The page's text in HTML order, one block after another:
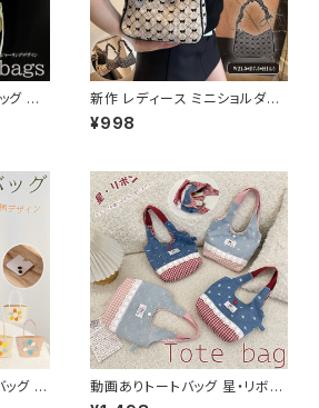
グ ト
ート
新作 レディース ミニショルダー
バッグ トートバッグ リボン 可愛
い お洒落
¥998
グ か
込み
動画ありトートバッグ 星・リボン
柄 レース 小物入れ デニム カジ